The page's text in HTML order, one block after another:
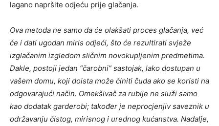
lagano napršite odjeću prije glačanja.
Ova metoda ne samo da će olakšati proces glačanja, već
će i dati ugodan miris odjeći, što će rezultirati svježe
izglačanim izgledom sličnim novokupljenim predmetima.
Dakle, postoji jedan “čarobni” sastojak, lako dostupan u
vašem domu, koji doista može činiti čuda ako se koristi na
odgovarajući način. Omekšivač za rublje ne služi samo
kao dodatak garderobi; također je neprocjenjiv saveznik u
održavanju čistog, mirisnog i urednog kućanstva. Nadalje,